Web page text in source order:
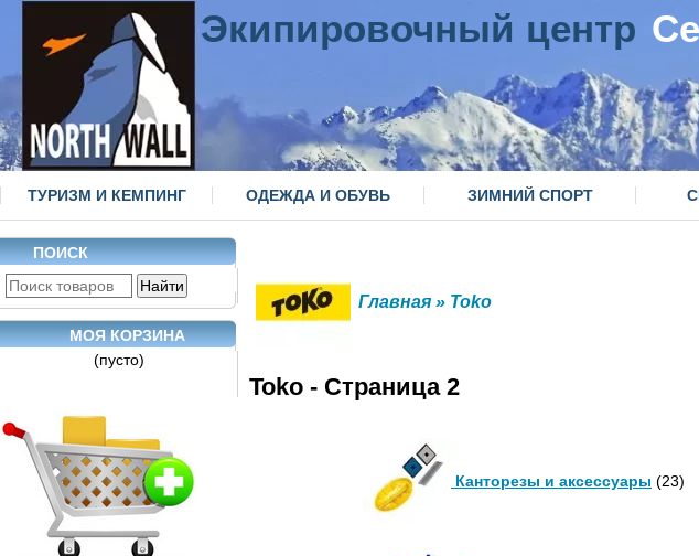
Экипировочный центр
ТУРИЗМ И КЕМПИНГ ОДЕЖДА И ОБУВЬ ЗИМНИЙ СПОРТ
ПОИСК
МОЯ КОРЗИНА
(пусто)
Главная » Toko
Toko - Страница 2
Канторезы и аксессуары (23)